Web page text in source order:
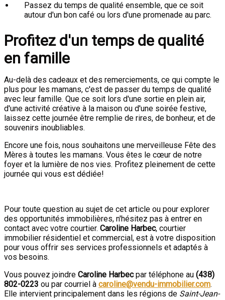
Passez du temps de qualité ensemble, que ce soit
autour d'un bon café ou lors d'une promenade au parc.
Profitez d'un temps de qualité
en famille
Au-delà des cadeaux et des remerciements, ce qui compte le
plus pour les mamans, c'est de passer du temps de qualité
avec leur famille. Que ce soit lors d'une sortie en plein air,
d'une activité créative à la maison ou d'une soirée festive,
laissez cette journée être remplie de rires, de bonheur, et de
souvenirs inoubliables.
Encore une fois, nous souhaitons une merveilleuse Fête des
Mères à toutes les mamans. Vous êtes le cœur de notre
foyer et la lumière de nos vies. Profitez pleinement de cette
journée qui vous est dédiée!
Pour toute question au sujet de cet article ou pour explorer
des opportunités immobilières, n'hésitez pas à entrer en
contact avec votre courtier. Caroline Harbec, courtier
immobilier résidentiel et commercial, est à votre disposition
pour vous offrir ses services professionnels et adaptés à
vos besoins.
Vous pouvez joindre Caroline Harbecpar téléphone au (438)
802-0223 ou par courriel à caroline@vendu-immobilier.com.
Elle intervient principalement dans les régions de Saint-Jean-